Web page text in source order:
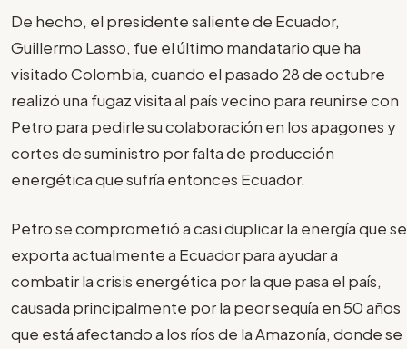
De hecho, el presidente saliente de Ecuador,
Guillermo Lasso, fue el último mandatario que ha
visitado Colombia, cuando el pasado 28 de octubre
realizó una fugaz visita al país vecino para reunirse con
Petro para pedirle su colaboración en los apagones y
cortes de suministro por falta de producción
energética que sufría entonces Ecuador.
Petro se comprometió a casi duplicar la energía que se
exporta actualmente a Ecuador para ayudar a
combatir la crisis energética por la que pasa el país,
causada principalmente por la peor sequía en 50 años
que está afectando a los ríos de la Amazonía, donde se